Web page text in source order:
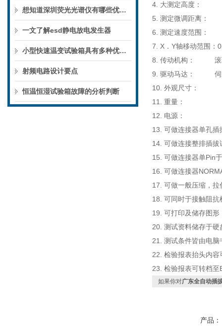
想知道深圳荧光光谱仪有哪些优势那你可找对地方了
一文了解esd静电放电发生器
小型快速温变试验箱具有多种优势使之成为研究人员的好帮手
射频电路设计要点
恒温恒湿试验箱故障的分析判断
4. 大测定高度：
5. 测定微调距离：
6. 测定速度范围：
7. X ． Y轴移动范围：
8. 传动机构： 滚
9. 驱动马达： 伺
10. 外观尺寸：
11.
重量：
12.
电源：
13. 可做连接器单孔插
14. 可做连接整排插拔
15. 可做连接器单Pin
16. 可做连接器
17. 可做一般压缩，拉
18. 可同时于接触阻抗
19. 可打印及储存图形
20. 测试资料储存于硬
21.
测试条件皆由电脑
22. 检验报表抬头内容
23. 检验报表可转档至
如果你对广东全自动插
产品：